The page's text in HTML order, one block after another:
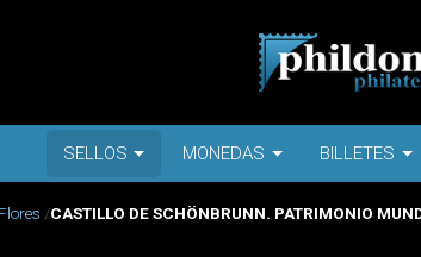
SELLOS MONEDAS BILLETES
Flores CASTILLO DE SCHÖNBRUNN. PATRIMONIO